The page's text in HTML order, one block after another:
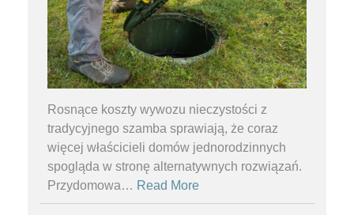
Rosnące koszty wywozu nieczystości z
tradycyjnego szamba sprawiają, że coraz
więcej właścicieli domów jednorodzinnych
spogląda w stronę alternatywnych rozwiązań.
Przydomowa… Read More